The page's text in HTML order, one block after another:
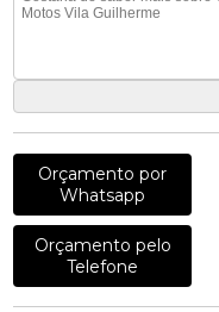
Orçamento por
Whatsapp
Orçamento pelo
Telefone